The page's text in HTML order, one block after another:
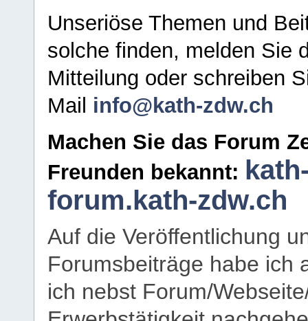
Unseriöse Themen und
solche finden, melden Sie
Mitteilung oder schreiben
Mail info@kath-zdw.ch
Machen Sie das Forum
Freunden bekannt:
forum.kath-zdw.ch
Auf die Veröffentlichung
Forumsbeiträge habe ich
ich nebst Forum/